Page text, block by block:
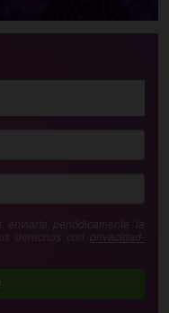
periódicamente la
derechos con privacidad-